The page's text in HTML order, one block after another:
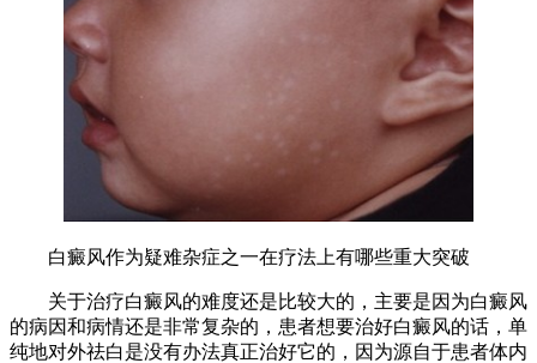
白癜风作为疑难杂症之一在疗法上有哪些重大突破
关于治疗白癜风的难度还是比较大的，主要是因为白癜风
的病因和病情还是非常复杂的，患者想要治好白癜风的话，单
纯地对外祛白是没有办法真正治好它的，因为源自于患者体内